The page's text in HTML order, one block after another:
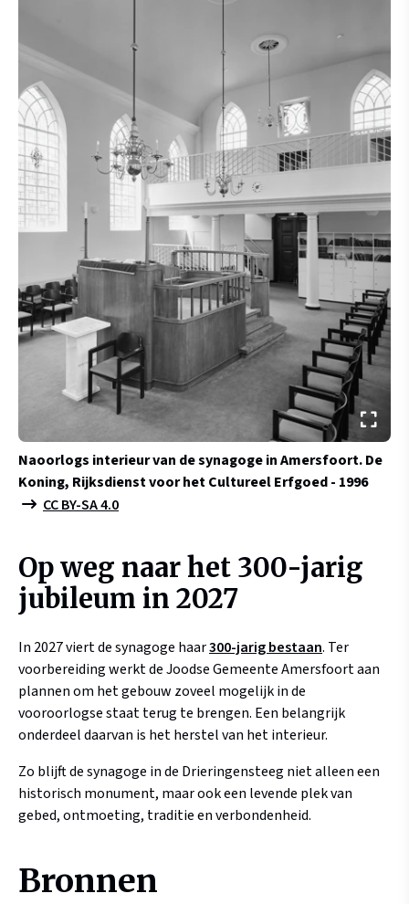
Naoorlogs interieur van de synagoge in Amersfoort.De
Koning, Rijksdienst voor het Cultureel Erfgoed - 1996
CC BY-SA 4.0
Op weg naar het 300-jarig
jubileum in 2027
In 2027 viert de synagoge haar300-jarig bestaan. Ter
voorbereiding werkt de Joodse Gemeente Amersfoort aan
plannen om het gebouw zoveel mogelijk in de
vooroorlogse staat terug te brengen. Een belangrijk
onderdeel daarvan is het herstel van het interieur.
Zo blijft de synagoge in de Drieringensteeg niet alleen een
historisch monument, maar ook een levende plek van
gebed, ontmoeting, traditie en verbondenheid.
Bronnen